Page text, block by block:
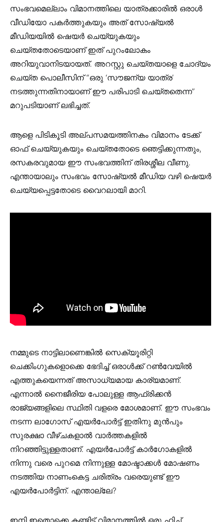
സംഭവമെല്ലാം വിമാനത്തിലെ യാത്രക്കാരിൽ ഒരാൾ
വീഡിയോ പകർത്തുകയും അത് സോഷ്യൽ
മീഡിയയിൽ ഷെയർ ചെയ്യുകയും
ചെയ്തതോടെയാണ് ഇത് പുറംലോകം
അറിയുവാനിടയായത്. അറസ്റ്റു ചെയ്തയാളെ ചോദ്യം
ചെയ്ത പൊലീസിന് “ഒരു ‘സൗജന്യ യാത്ര’
നടത്തുന്നതിനായാണ് ഈ പരിപാടി ചെയ്തതെന്ന”
മറുപടിയാണ് ലഭിച്ചത്.
ആളെ പിടികൂടി അല്പസമയത്തിനകം വിമാനം ടേക്ക്
ഓഫ് ചെയ്യുകയും ചെയ്തതോടെ ഞെട്ടിക്കുന്നതും,
രസകരവുമായ ഈ സംഭവത്തിന് തിരശ്ശീല വീണു.
എന്തായാലും സംഭവം സോഷ്യൽ മീഡിയ വഴി ഷെയർ
ചെയ്യപ്പെട്ടതോടെ വൈറലായി മാറി.
നമ്മുടെ നാട്ടിലാണെങ്കിൽ സെക്യൂരിറ്റി
ചെക്കിംഗുകളൊക്കെ ഭേദിച്ച് ഒരാൾക്ക് റൺവേയിൽ
എത്തുകയെന്നത് അസാധ്യമായ കാര്യമാണ്.
എന്നാൽ നൈജീരിയ പോലുള്ള ആഫ്രിക്കൻ
രാജ്യങ്ങളിലെ സ്ഥിതി വളരെ മോശമാണ്. ഈ സംഭവം
നടന്ന ലാഗോസ് എയർപോർട്ട് ഇതിനു മുൻപും
സുരക്ഷാ വീഴ്ചകളാൽ വാർത്തകളിൽ
നിറഞ്ഞിട്ടുള്ളതാണ്. എയർപോർട്ട് കാർഗോകളിൽ
നിന്നു വരെ പുറമെ നിന്നുള്ള മോഷ്ടാക്കൾ മോഷണം
നടത്തിയ നാണംകെട്ട ചരിത്രം വരെയുണ്ട് ഈ
എയർപോർട്ടിന്. എന്താല്ലേ?
ഇനി ഇതൊക്കെ കണ്ടിട്ട് വിമാനത്തിൽ ഒരു ഹിച്ച്